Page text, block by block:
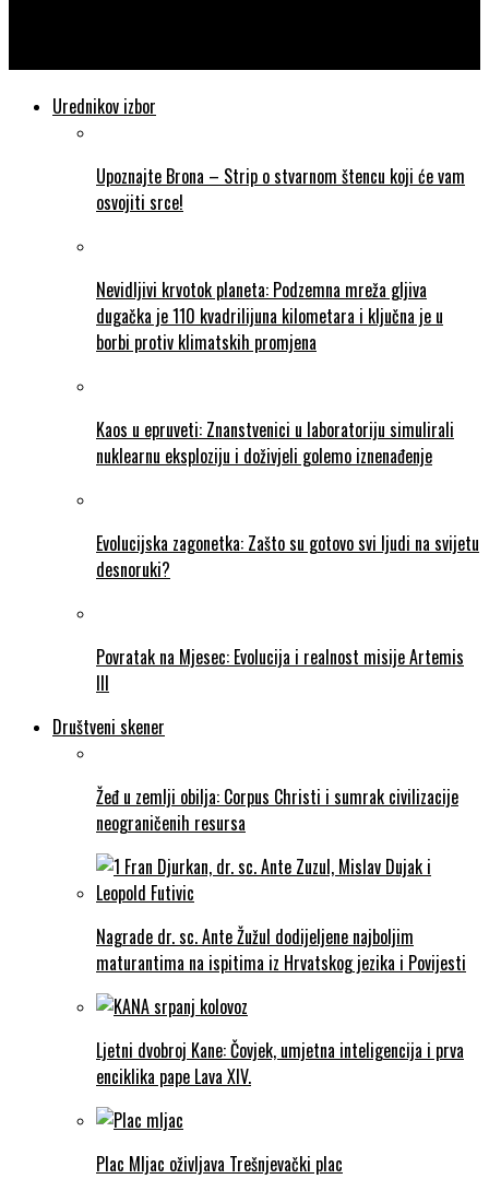
Urednikov izbor
Upoznajte Brona – Strip o stvarnom štencu koji će vam
osvojiti srce!
Nevidljivi krvotok planeta: Podzemna mreža gljiva
dugačka je 110 kvadrilijuna kilometara i ključna je u
borbi protiv klimatskih promjena
Kaos u epruveti: Znanstvenici u laboratoriju simulirali
nuklearnu eksploziju i doživjeli golemo iznenađenje
Evolucijska zagonetka: Zašto su gotovo svi ljudi na svijetu
desnoruki?
Povratak na Mjesec: Evolucija i realnost misije Artemis
III
Društveni skener
Žeđ u zemlji obilja: Corpus Christi i sumrak civilizacije
neograničenih resursa
Nagrade dr. sc. Ante Žužul dodijeljene najboljim
maturantima na ispitima iz Hrvatskog jezika i Povijesti
Ljetni dvobroj Kane: Čovjek, umjetna inteligencija i prva
enciklika pape Lava XIV.
Plac Mljac oživljava Trešnjevački plac